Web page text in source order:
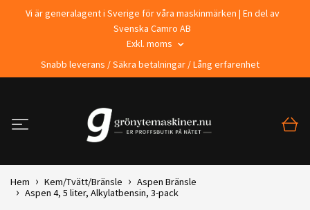
Vi är generalagent i Sverige för våra maskinmärken | En del av
Svenska Camro AB
Exkl. moms
Snabb leverans / Säkra betalningar / Lång erfarenhet
Hem Kem/Tvätt/Bränsle
Aspen Bränsle
Aspen 4, 5 liter, Alkylatbensin, 3-pack